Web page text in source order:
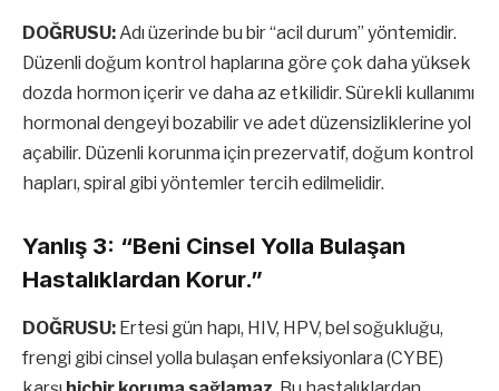
DOĞRUSU:Adı üzerinde bu bir “acil durum” yöntemidir.
Düzenli doğum kontrol haplarına göre çok daha yüksek
dozda hormon içerir ve daha az etkilidir. Sürekli kullanımı
hormonal dengeyi bozabilir ve adet düzensizliklerine yol
açabilir. Düzenli korunma için prezervatif, doğum kontrol
hapları, spiral gibi yöntemler tercih edilmelidir.
Yanlış 3: “Beni Cinsel Yolla Bulaşan
Hastalıklardan Korur.”
DOĞRUSU: Ertesi gün hapı, HIV, HPV, bel soğukluğu,
frengi gibi cinsel yolla bulaşan enfeksiyonlara (CYBE)